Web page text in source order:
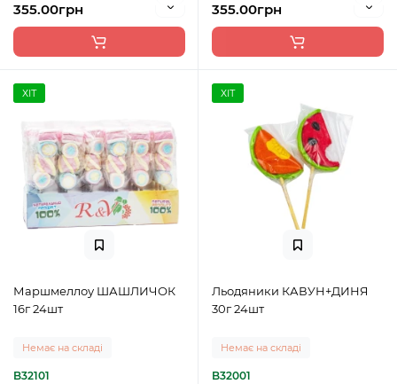
355.00грн 355.00грн
ХІТ
Маршмеллоу ШАШЛИЧОК
16г 24шт
Немає на складі
B32101
ХІТ
Льодяники КАВУН+ДИНЯ
30г 24шт
Немає на складі
B32001